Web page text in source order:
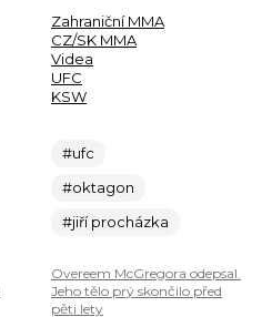
Zahraniční MMA
CZ/SK MMA
Videa
UFC
KSW
#ufc
#oktagon
#jiří procházka
Overeem McGregora odepsal.
Jeho tělo prý skončilo před
pěti lety